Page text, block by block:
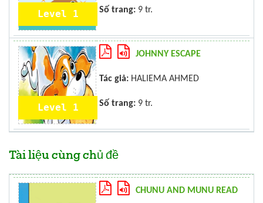
Level 1 Số trang: 9 tr.
Level 1
JOHNNY ESCAPE
Tác giả: HALIEMA AHMED
Số trang: 9 tr.
Tài liệu cùng chủ đề
CHUNU AND MUNU READ